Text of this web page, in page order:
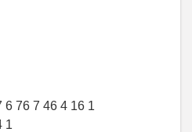
6 76 7 46 4 16 1
1